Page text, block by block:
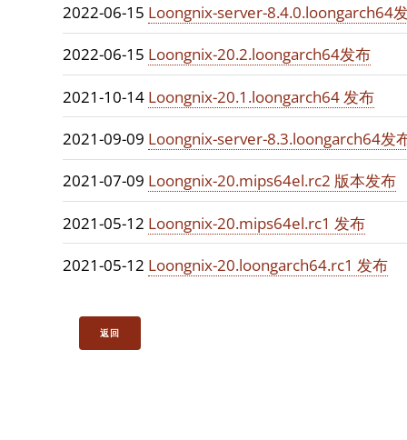
2022-06-15 Loongnix-server-8.4.0.loongarch64
2022-06-15 Loongnix-20.2.loongarch64发布
2021-10-14 Loongnix-20.1.loongarch64 发布
2021-09-09 Loongnix-server-8.3.loongarch64发
2021-07-09 Loongnix-20.mips64el.rc2 版本发布
2021-05-12 Loongnix-20.mips64el.rc1 发布
2021-05-12 Loongnix-20.loongarch64.rc1 发布
返回